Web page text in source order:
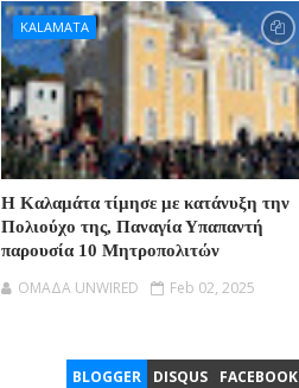
KALAMATA
Η Καλαμάτα τίμησε με κατάνυξη την
Πολιούχο της, Παναγία Υπαπαντή
παρουσία 10 Μητροπολιτών
OMAΔΑ UNWIRED Feb 02, 2025
BLOGGER DISQUS FACEBOOK